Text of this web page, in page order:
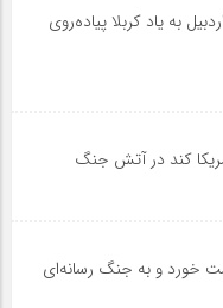
به یاد کربلا پیاده‌روی
کند در آتش جنگ
خورد و به جنگ رسانه‌ای